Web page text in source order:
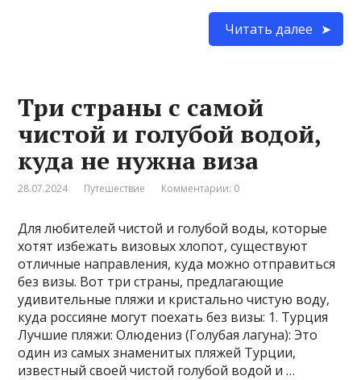
Читать далее
Три страны с самой
чистой и голубой водой,
куда не нужна виза
28.07.2024 Путешествие Комментарии: 0
Для любителей чистой и голубой воды, которые
хотят избежать визовых хлопот, существуют
отличные направления, куда можно отправиться
без визы. Вот три страны, предлагающие
удивительные пляжи и кристально чистую воду,
куда россияне могут поехать без визы: 1. Турция
Лучшие пляжи: Олюдениз (Голубая лагуна): Это
один из самых знаменитых пляжей Турции,
известный своей чистой голубой водой и …